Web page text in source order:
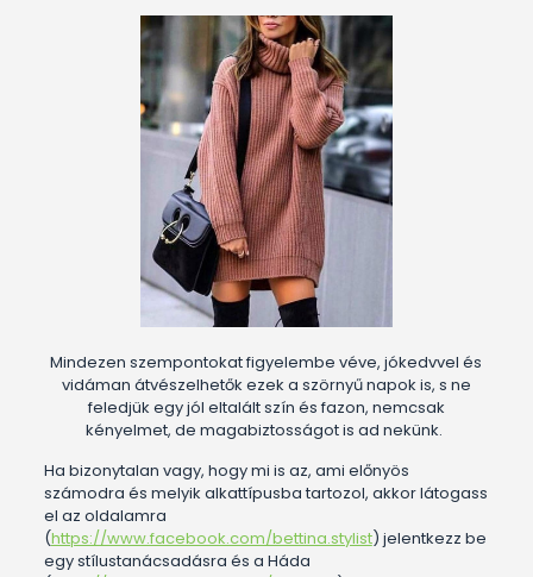
Mindezen szempontokat figyelembe véve, jókedvvel és
vidáman átvészelhetők ezek a szörnyű napok is, s ne
feledjük egy jól eltalált szín és fazon, nemcsak
kényelmet, de magabiztosságot is ad nekünk.
Ha bizonytalan vagy, hogy mi is az, ami előnyös
számodra és melyik alkattípusba tartozol, akkor látogass
el az oldalamra
(https://www.facebook.com/bettina.stylist) jelentkezz be
egy stílustanácsadásra és a Háda